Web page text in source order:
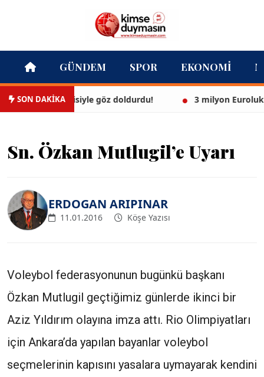
GÜNDEM SPOR EKONOMI
SON DAKİKA
beyaz bikinisiyle göz doldurdu! 3 milyon Euroluk
Sn. Özkan Mutlugil’e Uyarı
ERDOGAN ARIPINAR
11.01.2016 Köşe Yazısı
Voleybol federasyonunun bugünkü başkanı
Özkan Mutlugil geçtiğimiz günlerde ikinci bir
Aziz Yıldırım olayına imza attı. Rio Olimpiyatları
için Ankara’da yapılan bayanlar voleybol
seçmelerinin kapısını yasalara uymayarak kendini